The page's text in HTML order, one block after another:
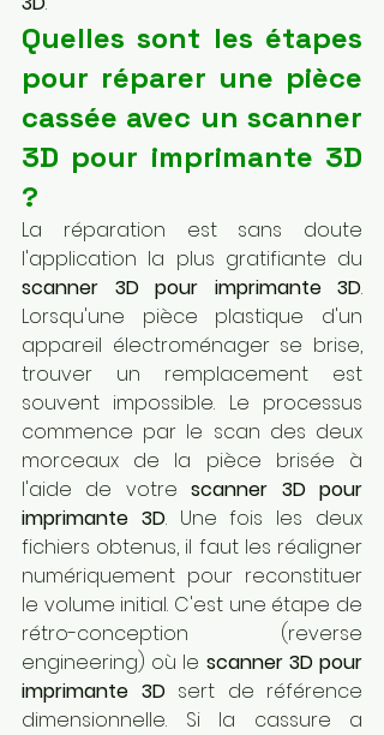
Quelles sont les étapes
pour réparer une pièce
cassée avec un scanner
3D pour imprimante 3D
?
La réparation est sans doute
scanner 3D pour imprimante 3D.
Lorsqu'une pièce plastique d'un
appareil électroménager se brise,
trouver un remplacement est
souvent impossible. Le processus
commence par le scan des deux
morceaux de la pièce brisée à
l'aide de votre scanner 3D pour
imprimante 3D. Une fois les deux
fichiers obtenus, il faut les réaligner
numériquement pour reconstituer
le volume initial. C'est une étape de
rétro-conception (reverse
engineering) où le scanner 3D pour
imprimante 3D sert de référence
dimensionnelle. Si la cassure a